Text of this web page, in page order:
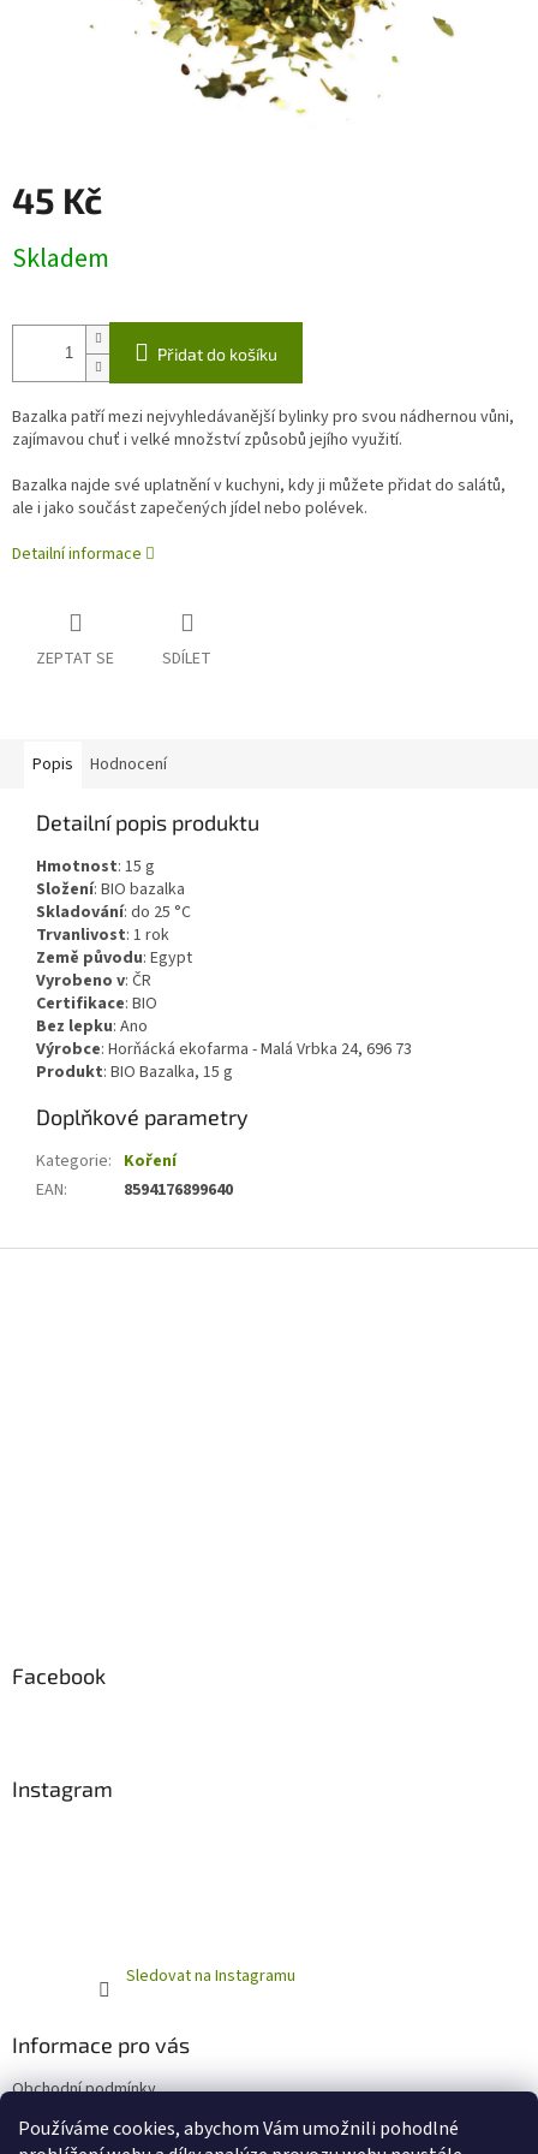
Používáme cookies, abychom Vám umožnili pohodlné
45 Kč
cena:
Skladem
Přidat do košíku
Bazalka patří mezi nejvyhledávanější bylinky pro svou nádhernou vůni,
zajímavou chuť i velké množství způsobů jejího využití.
Bazalka najde své uplatnění v kuchyni, kdy ji můžete přidat do salátů,
ale i jako součást zapečených jídel nebo polévek.
Detailní informace
ZEPTAT SE SDÍLET
Popis Hodnocení
Detailní popis produktu
Hmotnost: 15 g
Složení: BIO bazalka
Skladování: do 25 °C
Trvanlivost: 1 rok
Země původu: Egypt
Vyrobeno v: ČR
Certifikace: BIO
Bez lepku: Ano
Výrobce: Horňácká ekofarma - Malá Vrbka 24, 696 73
Produkt: BIO Bazalka, 15 g
Doplňkové parametry
Kategorie: Koření
EAN: 8594176899640
Facebook
Instagram
Sledovat na Instagramu
Informace pro vás
Obchodní podmínky
Podmínky ochrany osobních údajů